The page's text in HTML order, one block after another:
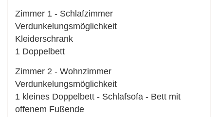
Zimmer 1 - Schlafzimmer
Verdunkelungsmöglichkeit
Kleiderschrank
1 Doppelbett
Zimmer 2 - Wohnzimmer
Verdunkelungsmöglichkeit
1 kleines Doppelbett - Schlafsofa - Bett mit
offenem Fußende